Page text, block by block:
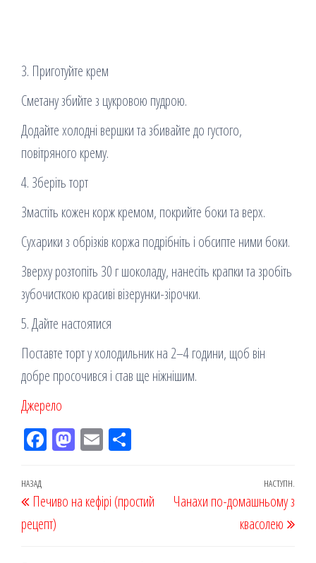
3. Приготуйте крем
Сметану збийте з цукровою пудрою.
Додайте холодні вершки та збивайте до густого,
повітряного крему.
4. Зберіть торт
Змастіть кожен корж кремом, покрийте боки та верх.
Сухарики з обрізків коржа подрібніть і обсипте ними боки.
Зверху розтопіть 30 г шоколаду, нанесіть крапки та зробіть
зубочисткою красиві візерунки-зірочки.
5. Дайте настоятися
Поставте торт у холодильник на 2–4 години, щоб він
добре просочився і став ще ніжнішим.
Джерело
Fac
k
M
on
Em
ис
Навігація
записів
Попередній
запис
НАЗАД
Печиво на кефірі (простий
рецепт)
НАСТУПН.
Чанахи по-домашньому з
квасолею